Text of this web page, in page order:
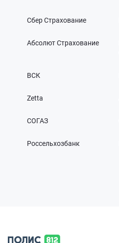
Сбер Страхование
Абсолют Страхование
ВСК
Zetta
СОГАЗ
Россельхозбанк